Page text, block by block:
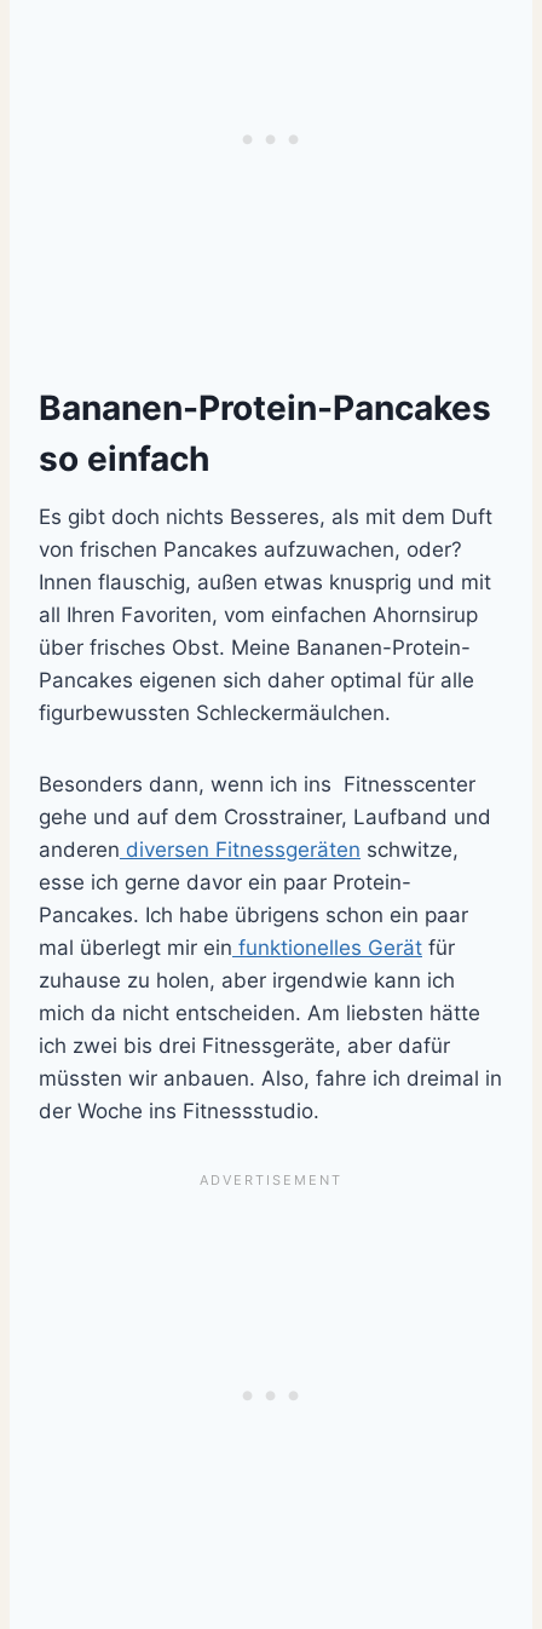
Bananen-Protein-Pancakes
so einfach
Es gibt doch nichts Besseres, als mit dem Duft
von frischen Pancakes aufzuwachen, oder?
Innen flauschig, außen etwas knusprig und mit
all Ihren Favoriten, vom einfachen Ahornsirup
über frisches Obst. Meine Bananen-Protein-
Pancakes eigenen sich daher optimal für alle
figurbewussten Schleckermäulchen.
Besonders dann, wenn ich ins Fitnesscenter
gehe und auf dem Crosstrainer, Laufband und
anderen diversen Fitnessgeräten schwitze,
esse ich gerne davor ein paar Protein-
Pancakes. Ich habe übrigens schon ein paar
mal überlegt mir ein funktionelles Gerät für
zuhause zu holen, aber irgendwie kann ich
mich da nicht entscheiden. Am liebsten hätte
ich zwei bis drei Fitnessgeräte, aber dafür
müssten wir anbauen. Also, fahre ich dreimal in
der Woche ins Fitnessstudio.